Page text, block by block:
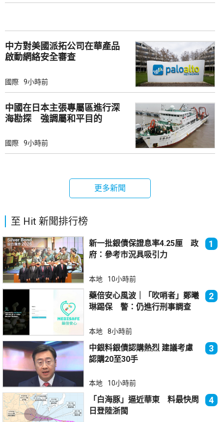
中方對美國派拓公司在華產品
啟動網絡安全審查
國際 9小時前
中國在日本主張專屬區進行深
海勘探 強調屬和平目的
國際 9小時前
更多新聞
至 Hit 新聞排行榜
新一批銀債保證息率4.25厘 政
府：參考市況具吸引力
1
本地 10小時前
藥倍安心風波｜「吹哨者」鄭曦
琳踢保 警：仍進行刑事調查
2
本地 8小時前
中銀料銀債認購熱烈 建議考慮
認購20至30手
3
本地 10小時前
「白海豚」逼近華東 料最快周
日登陸浙閩
4